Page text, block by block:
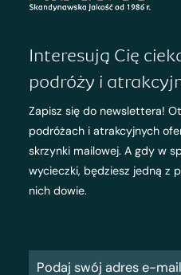
Interesują Cię
podróży i
Zapisz się do newslettera!
podróżach i atrakcyjnych
skrzynki mailowej. A gdy w
wycieczki, będziesz jedną z
nich dowie.